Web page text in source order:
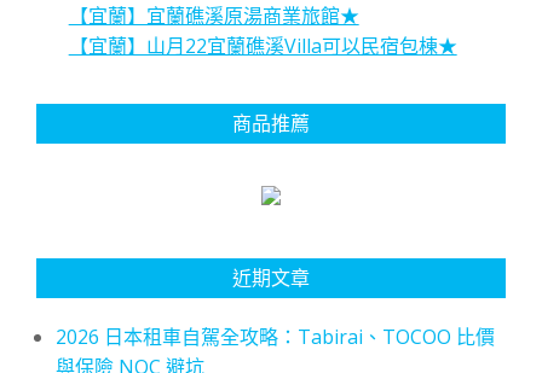
【宜蘭】宜蘭礁溪原湯商業旅館★
【宜蘭】山月22宜蘭礁溪Villa可以民宿包棟★
商品推薦
近期文章
2026 日本租車自駕全攻略：Tabirai、TOCOO 比價
與保險 NOC 避坑